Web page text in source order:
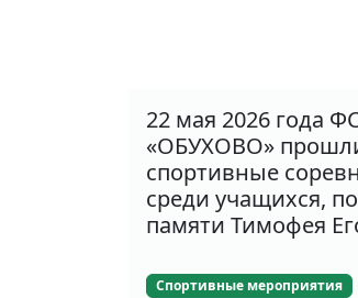
22 мая 2026 года
«ОБУХОВО»
спортивные
среди учащихся,
памяти Тимофея
Спортивные мероприятия